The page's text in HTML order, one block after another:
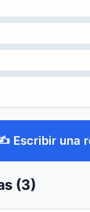
Escribir una
(3)